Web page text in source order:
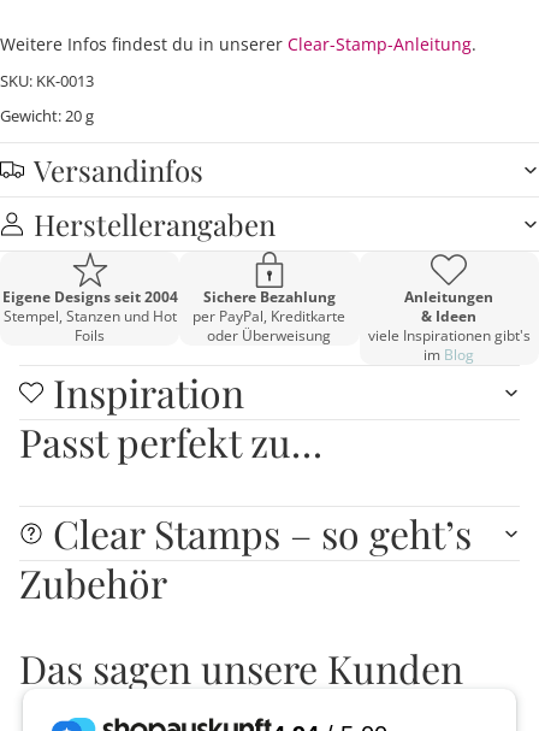
Weitere Infos findest du in unserer Clear-Stamp-Anleitung.
SKU: KK-0013
Gewicht: 20 g
Versandinfos
Herstellerangaben
Eigene Designs seit 2004
Stempel, Stanzen und Hot
Foils
Sichere Bezahlung
per PayPal, Kreditkarte
oder Überweisung
Anleitungen
& Ideen
viele Inspirationen gibt's
im Blog
Inspiration
Passt perfekt zu…
Clear Stamps – so geht’s
Zubehör
Das sagen unsere Kunden